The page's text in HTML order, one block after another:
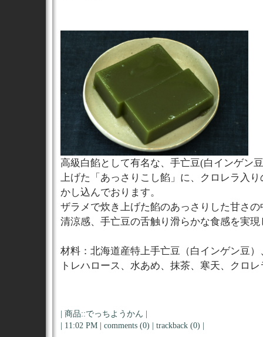
高級白餡として有名な、手亡豆(白インゲン
上げた「あっさりこし餡」に、クロレラ入
かし込んでおります。
ザラメで炊き上げた餡のあっさりした甘さ
清涼感、手亡豆の舌触り滑らかな食感を実現
材料：北海道産特上手亡豆（白インゲン豆
トレハロース、水あめ、抹茶、寒天、クロレ
商品::でっちようかん
| 11:02 PM | comments (0) trackback (0)